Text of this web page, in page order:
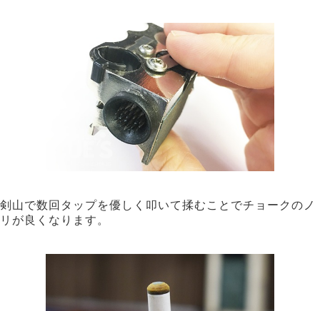
剣山で数回タップを優しく叩いて揉むことでチョークのノ
リが良くなります。